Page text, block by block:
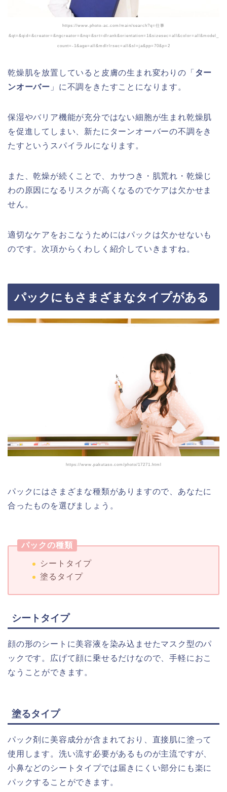
https://www.photo-ac.com/main/search?q=仕事
&qt=&qid=&creator=&ngcreator=&nq=&srt=dlrank&orientation=1&sizesec=all&color=all&model_
count=-1&age=all&mdlrlrsec=all&sl=ja&pp=70&p=2
乾燥肌を放置していると皮膚の生まれ変わりの「 ター
ンオーバー 」に不調をきたすことになります。
保湿やバリア機能が充分ではない細胞が生まれ乾燥肌
を促進してしまい、新たにターンオーバーの不調をき
たすというスパイラルになります。
また、乾燥が続くことで、カサつき・肌荒れ・乾燥じ
わの原因になるリスクが高くなるのでケアは欠かせま
せん。
適切なケアをおこなうためにはパックは欠かせないも
のです。次項からくわしく紹介していきますね。
パックにもさまざまなタイプがある
https://www.pakutaso.com/photo/17271.html
パックにはさまざまな種類がありますので、あなたに
合ったものを選びましょう。
パックの種類
シートタイプ
塗るタイプ
シートタイプ
顔の形のシートに美容液を染み込ませたマスク型のパ
ックです。広げて顔に乗せるだけなので、手軽におこ
なうことができます。
塗るタイプ
パック剤に美容成分が含まれており、直接肌に塗って
使用します。洗い流す必要があるものが主流ですが、
小鼻などのシートタイプでは届きにくい部分にも楽に
パックすることができます。